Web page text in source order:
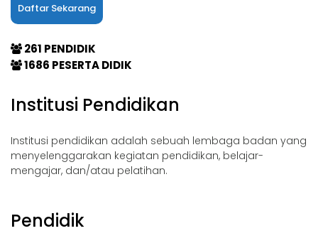
Daftar Sekarang
261 PENDIDIK
1686 PESERTA DIDIK
Institusi Pendidikan
Institusi pendidikan adalah sebuah lembaga badan yang
menyelenggarakan kegiatan pendidikan, belajar-
mengajar, dan/atau pelatihan.
Pendidik